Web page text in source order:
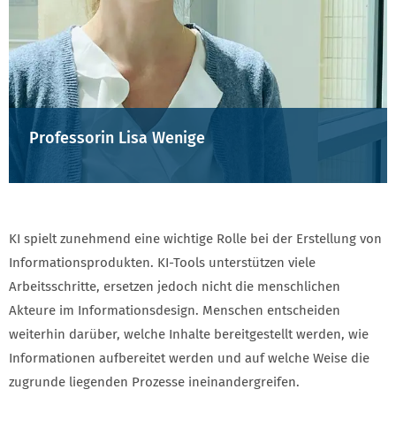
Professorin Lisa Wenige
KI spielt zunehmend eine wichtige Rolle bei der Erstellung von
Informationsprodukten. KI-Tools unterstützen viele
Arbeitsschritte, ersetzen jedoch nicht die menschlichen
Akteure im Informationsdesign. Menschen entscheiden
weiterhin darüber, welche Inhalte bereitgestellt werden, wie
Informationen aufbereitet werden und auf welche Weise die
zugrunde liegenden Prozesse ineinandergreifen.